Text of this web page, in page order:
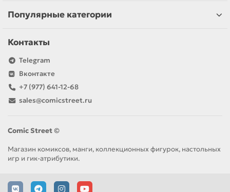
Популярные категории
Контакты
Telegram
Вконтакте
+7 (977) 641-12-68
sales@comicstreet.ru
Comic Street ©
Магазин комиксов, манги, коллекционных фигурок, настольных
игр и гик-атрибутики.